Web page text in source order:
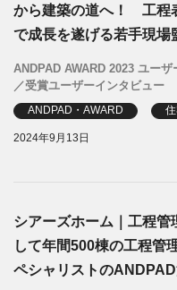
から建築の道へ！ 工程
で成長を遂げる若手現場
ANDPAD AWARD 2023 ユー
／受賞ユーザーインタビュー
ANDPAD・AWARD
2024年9月13日
シアーズホーム｜工程管
して年間500棟の工程管
ペシャリストの